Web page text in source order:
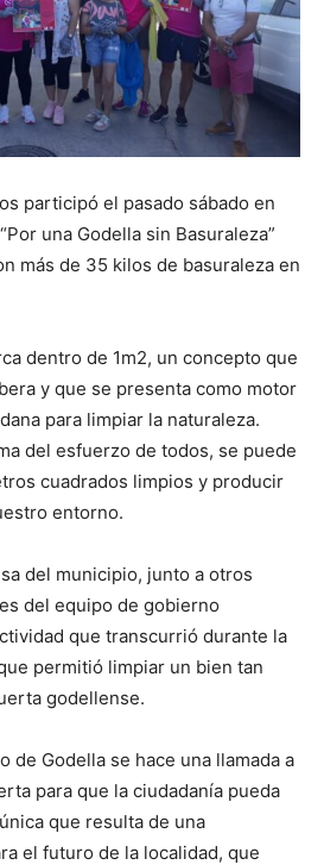
participó el pasado sábado en
una Godella sin Basuraleza”
más de 35 kilos de basuraleza en
dentro de 1m2, un concepto que
y que se presenta como motor
para limpiar la naturaleza.
del esfuerzo de todos, se puede
cuadrados limpios y producir
entorno.
del municipio, junto a otros
del equipo de gobierno
que transcurrió durante la
permitió limpiar un bien tan
godellense.
de Godella se hace una llamada a
para que la ciudadanía pueda
que resulta de una
el futuro de la localidad, que